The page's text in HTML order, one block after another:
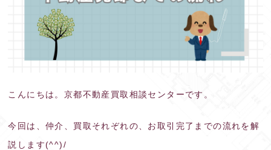
こんにちは。京都不動産買取相談センターです。
今回は、仲介、買取それぞれの、お取引完了までの流れを解
説します(^^)/